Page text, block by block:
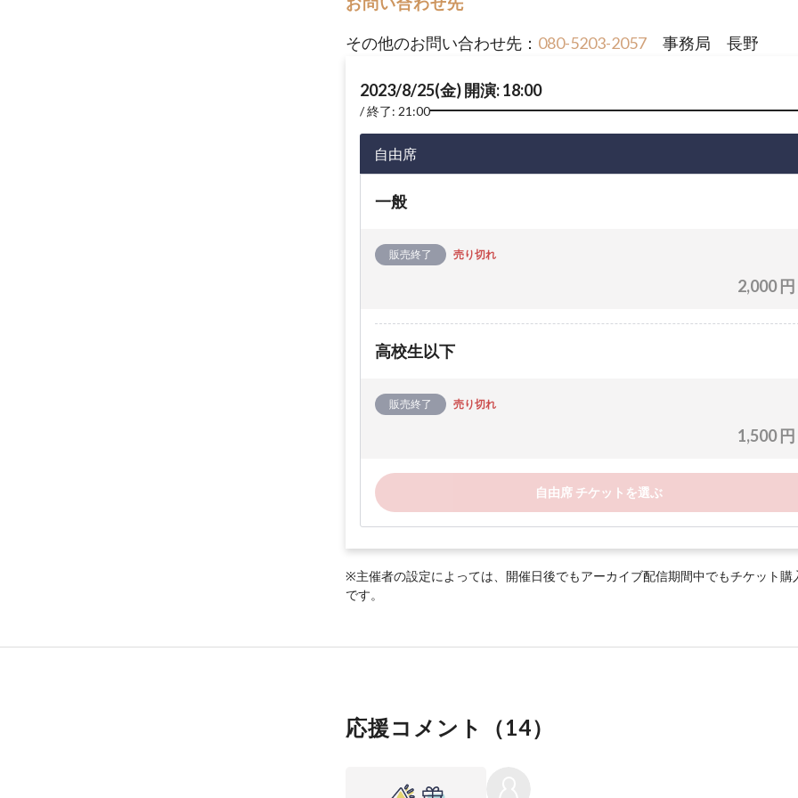
その他のお問い合わせ先： 080-5203-2057 事務局 長野
2023/8/25(金) 開演: 18:00
終了: 21:00
自由席
一般
販売終了 売り切れ
2,000 円
高校生以下
販売終了 売り切れ
1,500 円
自由席 チケットを選ぶ
※主催者の設定によっては、開催日後でもアーカイブ配信期間中でもチケット購
です。
応援コメント（14）